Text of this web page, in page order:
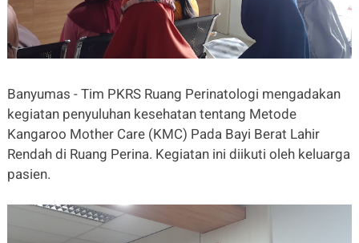
Banyumas - Tim PKRS Ruang Perinatologi mengadakan
kegiatan penyuluhan kesehatan tentang Metode
Kangaroo Mother Care (KMC) Pada Bayi Berat Lahir
Rendah di Ruang Perina. Kegiatan ini diikuti oleh keluarga
pasien.